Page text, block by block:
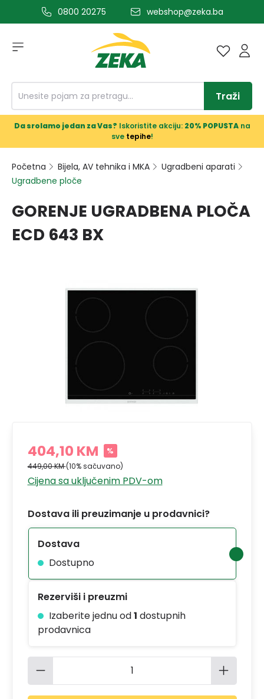
glavni sadržaj0800 20275 webshop@zeka.ba
Traži
Da srolamo jedan za Vas? Iskoristite akciju: 20% POPUSTAna
sve tepihe!
Početna Bijela, AV tehnika i MKA
Ugradbeni aparati
Ugradbene ploče
GORENJE UGRADBENA PLOČA
ECD 643 BX
404,10 KM %
449,00 KM(10% sačuvano)
Cijena sa uključenim PDV-om
Dostava ili preuzimanje u prodavnici?
Dostava
Dostupno
Rezerviši i preuzmi
Izaberite jednu od1 dostupnih
prodavnica
Količina proizvoda: Unesite